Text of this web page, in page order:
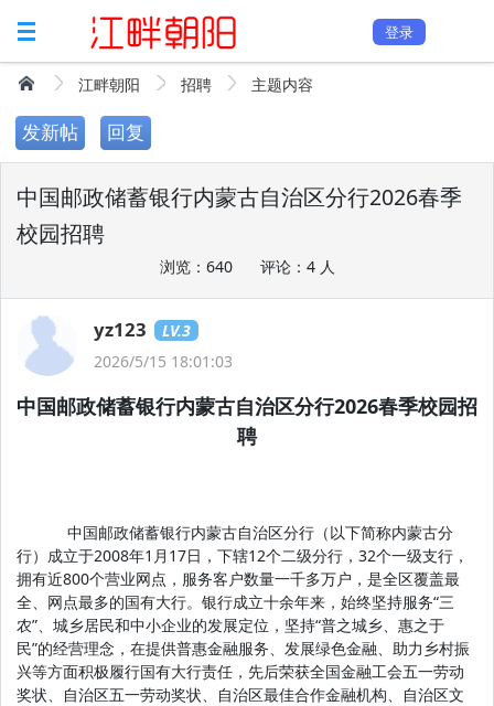
登录
江畔朝阳 招聘 主题内容
发新帖 回复
中国邮政储蓄银行内蒙古自治区分行2026春季
校园招聘
浏览：640 评论：4 人
yz123
LV.3
2026/5/15 18:01:03
中国邮政储蓄银行内蒙古自治区分行2026春季校园招
聘
中国邮政储蓄银行内蒙古自治区分行（以下简称内蒙古分
行）成立于2008年1月17日，下辖12个二级分行，32个一级支行，
拥有近800个营业网点，服务客户数量一千多万户，是全区覆盖最
全、网点最多的国有大行。银行成立十余年来，始终坚持服务“三
农”、城乡居民和中小企业的发展定位，坚持“普之城乡、惠之于
民”的经营理念，在提供普惠金融服务、发展绿色金融、助力乡村振
兴等方面积极履行国有大行责任，先后荣获全国金融工会五一劳动
奖状、自治区五一劳动奖状、自治区最佳合作金融机构、自治区文